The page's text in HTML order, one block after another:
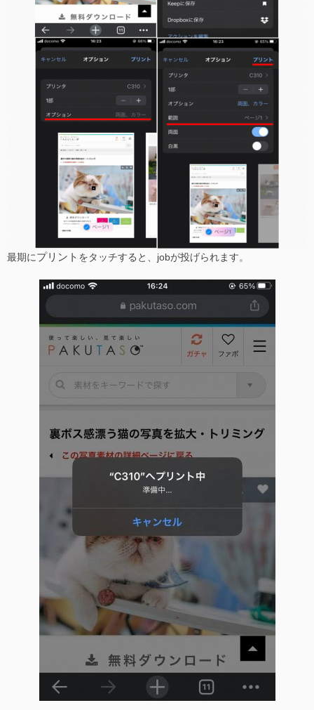
最期にプリント をタッチすると、jobが投げられます。